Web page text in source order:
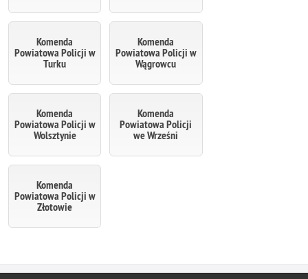
Komenda
Powiatowa Policji w
Turku
Komenda
Powiatowa Policji w
Wągrowcu
Komenda
Powiatowa Policji w
Wolsztynie
Komenda
Powiatowa Policji
we Wrześni
Komenda
Powiatowa Policji w
Złotowie